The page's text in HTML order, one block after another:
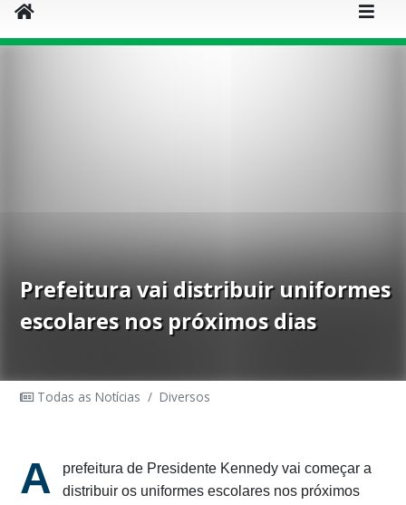
Prefeitura vai distribuir uniformes
escolares nos próximos dias
Todas as Notícias / Diversos
A
prefeitura de Presidente Kennedy vai começar a
distribuir os uniformes escolares nos próximos